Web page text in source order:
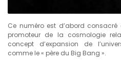
Ce numéro est d’abord
promoteur de la cosmologie
concept d’expansion de
comme le « père du Big Bang ».